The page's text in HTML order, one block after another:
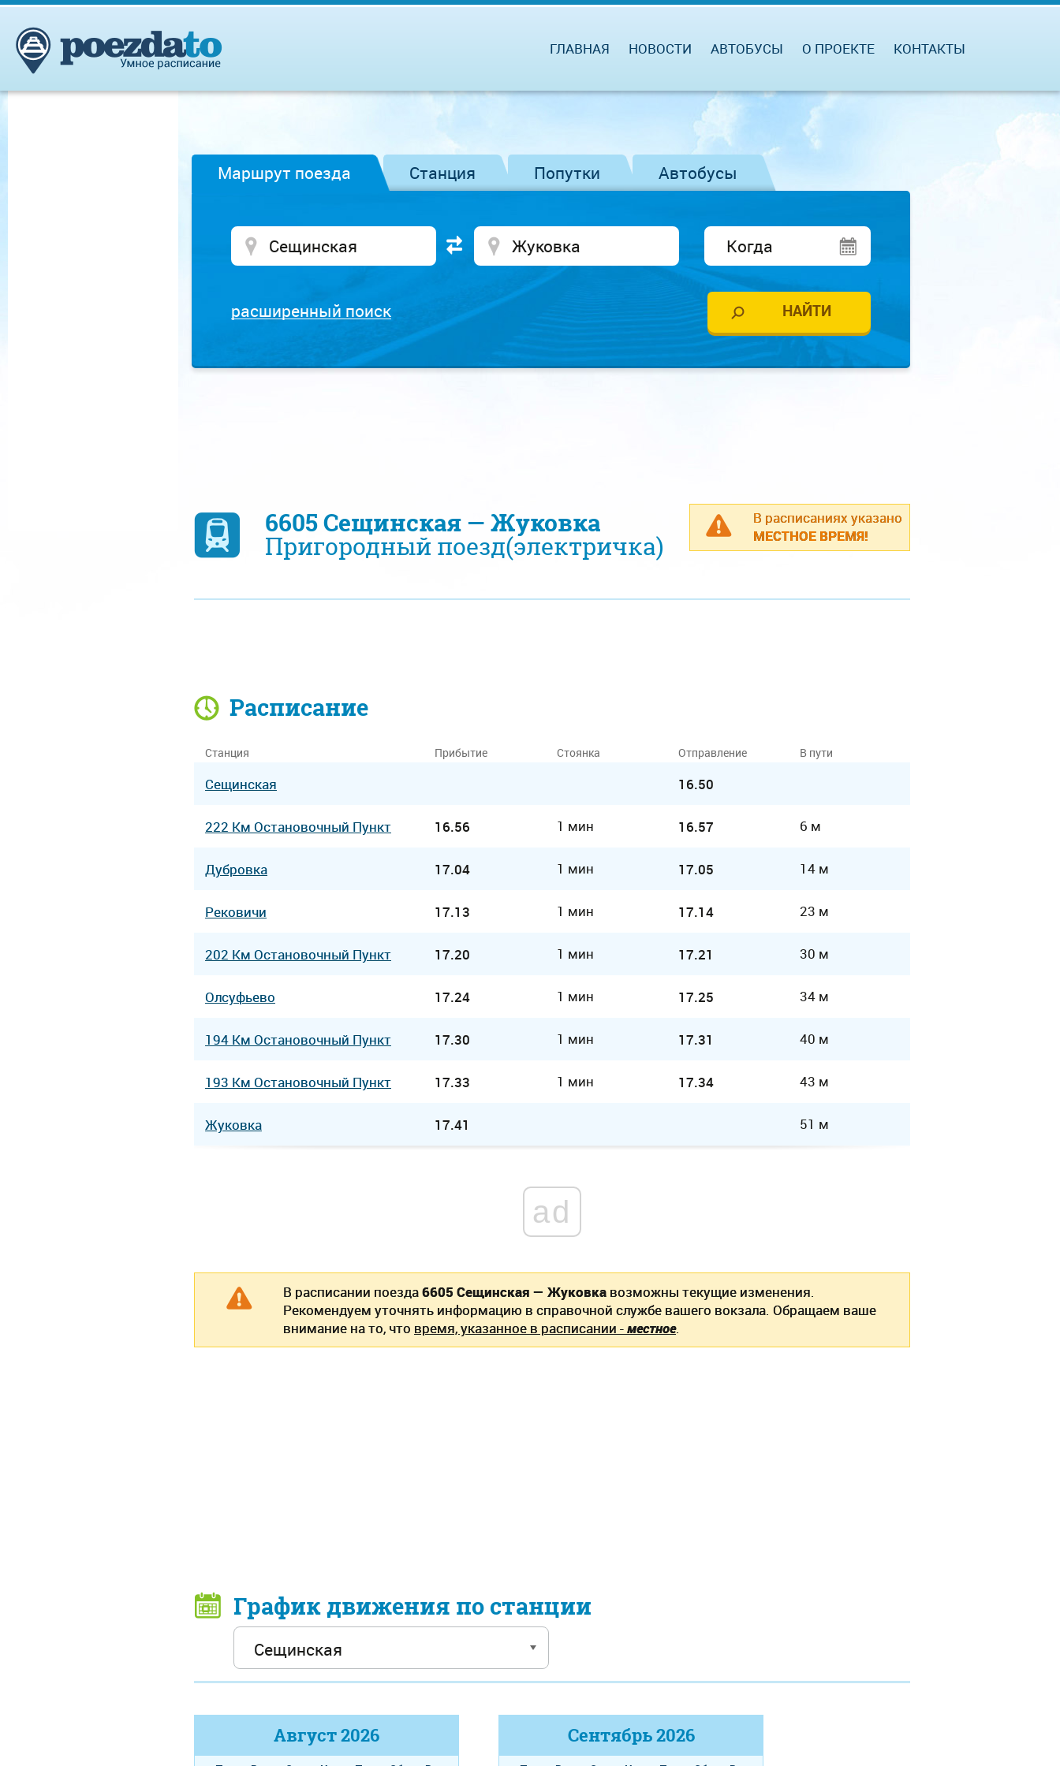
ГЛАВНАЯ НОВОСТИ АВТОБУСЫ О ПРОЕКТЕ КОНТАКТЫ
Маршрут поезда Станция Попутки Автобусы
расширенный поиск
В расписаниях указано
МЕСТНОЕ ВРЕМЯ!
6605 Сещинская — Жуковка
Пригородный поезд(электричка)
Расписание
Станция Прибытие Стоянка Отправление В пути
Сещинская 16.50
222 Км Остановочный Пункт 16.56 1 мин 16.57 6 м
Дубровка 17.04 1 мин 17.05 14 м
Рековичи 17.13 1 мин 17.14 23 м
202 Км Остановочный Пункт 17.20 1 мин 17.21 30 м
Олсуфьево 17.24 1 мин 17.25 34 м
194 Км Остановочный Пункт 17.30 1 мин 17.31 40 м
193 Км Остановочный Пункт 17.33 1 мин 17.34 43 м
Жуковка 17.41 51 м
ad
В расписании поезда6605 Сещинская — Жуковка возможны текущие изменения.
Рекомендуем уточнять информацию в справочной службе вашего вокзала. Обращаем ваше
внимание на то, что время, указанное в расписании -местное.
График движения по станции
Август2026 Сентябрь2026